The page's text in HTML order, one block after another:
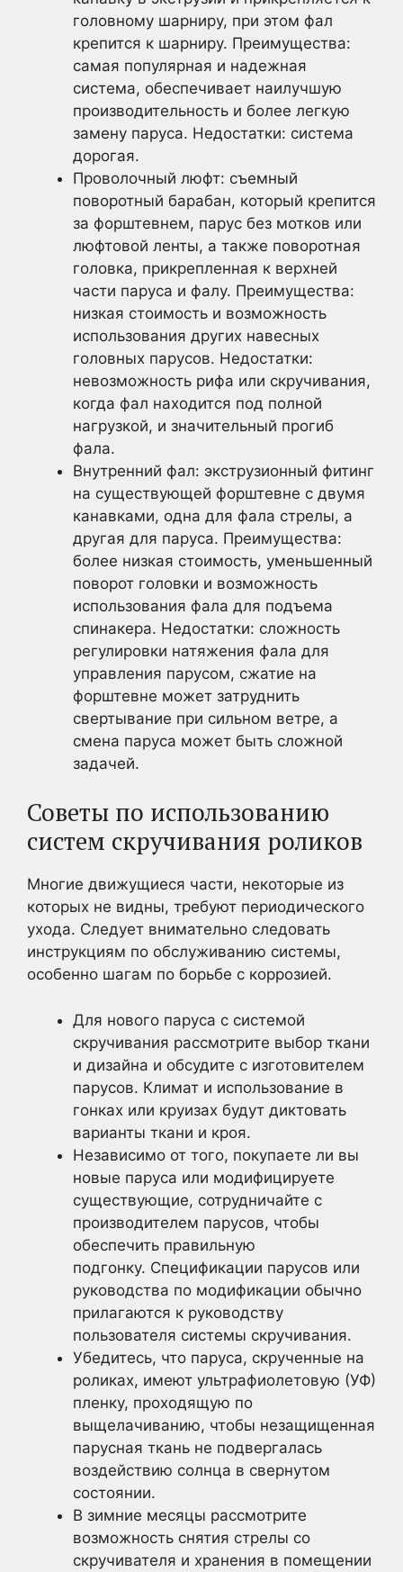
головному шарниру, при этом фал
крепится к шарниру. Преимущества:
самая популярная и надежная
система, обеспечивает наилучшую
производительность и более легкую
замену паруса. Недостатки: система
дорогая.
Проволочный люфт: съемный
поворотный барабан, который крепится
за форштевнем, парус без мотков или
люфтовой ленты, а также поворотная
головка, прикрепленная к верхней
части паруса и фалу. Преимущества:
низкая стоимость и возможность
использования других навесных
головных парусов. Недостатки:
невозможность рифа или скручивания,
когда фал находится под полной
нагрузкой, и значительный прогиб
фала.
Внутренний фал: экструзионный фитинг
на существующей форштевне с двумя
канавками, одна для фала стрелы, а
другая для паруса. Преимущества:
более низкая стоимость, уменьшенный
поворот головки и возможность
использования фала для подъема
спинакера. Недостатки: сложность
регулировки натяжения фала для
управления парусом, сжатие на
форштевне может затруднить
свертывание при сильном ветре, а
смена паруса может быть сложной
задачей.
Советы по использованию
систем скручивания роликов
Многие движущиеся части, некоторые из
которых не видны, требуют периодического
ухода. Следует внимательно следовать
инструкциям по обслуживанию системы,
особенно шагам по борьбе с коррозией.
Для нового паруса с системой
скручивания рассмотрите выбор ткани
и дизайна и обсудите с изготовителем
парусов. Климат и использование в
гонках или круизах будут диктовать
варианты ткани и кроя.
Независимо от того, покупаете ли вы
новые паруса или модифицируете
существующие, сотрудничайте с
производителем парусов, чтобы
обеспечить правильную
подгонку. Спецификации парусов или
руководства по модификации обычно
прилагаются к руководству
пользователя системы скручивания.
Убедитесь, что паруса, скрученные на
роликах, имеют ультрафиолетовую (УФ)
пленку, проходящую по
выщелачиванию, чтобы незащищенная
парусная ткань не подвергалась
воздействию солнца в свернутом
состоянии.
В зимние месяцы рассмотрите
возможность снятия стрелы со
скручивателя и хранения в помещении